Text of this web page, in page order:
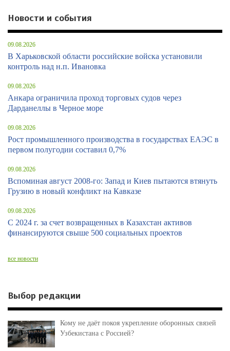
Новости и события
09.08.2026
В Харьковской области российские войска установили
контроль над н.п. Ивановка
09.08.2026
Анкара ограничила проход торговых судов через
Дарданеллы в Черное море
09.08.2026
Рост промышленного производства в государствах ЕАЭС в
первом полугодии составил 0,7%
09.08.2026
Вспоминая август 2008-го: Запад и Киев пытаются втянуть
Грузию в новый конфликт на Кавказе
09.08.2026
С 2024 г. за счет возвращенных в Казахстан активов
финансируются свыше 500 социальных проектов
все новости
Выбор редакции
Кому не даёт покоя укрепление оборонных связей
Узбекистана с Россией?